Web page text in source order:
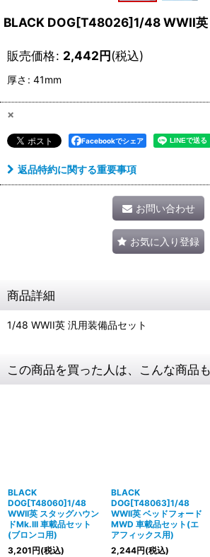
BLACK DOG[T48026]1/48 WWII英
販売価格: 2,442円(税込)
厚さ : 41mm
×
Facebookでシェア
返品特約に関する重要事項
お問い合わせ
お気に入り登録
商品詳細
1/48 WWII英 汎用装備品セット
この商品を買った人は、こんな商品
BLACK
DOG[T48060]1/48
WWII英 スタッグハウン
ドMk.III 車載品セット
(ブロンコ用)
3,201円(税込)
BLACK
DOG[T48063]1/48
WWII英 ベッドフォード
MWD 車載品セット(エ
アフィックス用)
2,244円(税込)